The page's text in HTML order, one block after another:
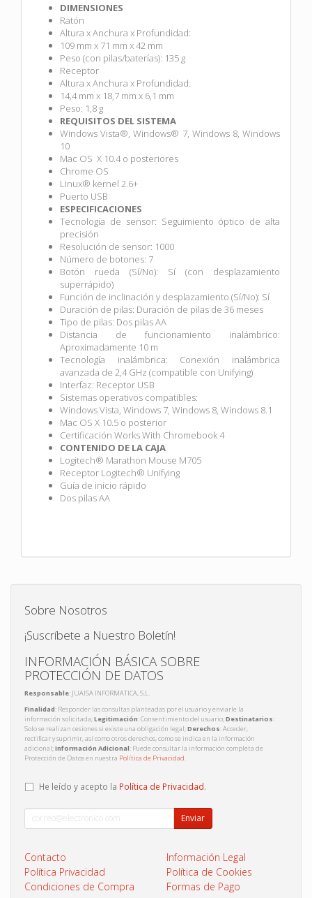
DIMENSIONES
Ratón
Altura x Anchura x Profundidad:
109 mm x 71 mm x 42 mm
Peso (con pilas/baterías): 135 g
Receptor
Altura x Anchura x Profundidad:
14,4 mm x 18,7 mm x 6,1 mm
Peso: 1,8 g
REQUISITOS DEL SISTEMA
Windows Vista®, Windows® 7, Windows 8, Windows
10
Mac OS X 10.4 o posteriores
Chrome OS
Linux® kernel 2.6+
Puerto USB
ESPECIFICACIONES
Tecnología de sensor: Seguimiento óptico de alta
precisión
Resolución de sensor: 1000
Número de botones: 7
Botón rueda (Sí/No): Sí (con desplazamiento
superrápido)
Función de inclinación y desplazamiento (Sí/No): Sí
Duración de pilas: Duración de pilas de 36 meses
Tipo de pilas: Dos pilas AA
Distancia de funcionamiento inalámbrico:
Aproximadamente 10 m
Tecnología inalámbrica: Conexión inalámbrica
avanzada de 2,4 GHz (compatible con Unifying)
Interfaz: Receptor USB
Sistemas operativos compatibles:
Windows Vista, Windows 7, Windows 8, Windows 8.1
Mac OS X 10.5 o posterior
Certificación Works With Chromebook 4
CONTENIDO DE LA CAJA
Logitech® Marathon Mouse M705
Receptor Logitech® Unifying
Guía de inicio rápido
Dos pilas AA
Sobre Nosotros
¡Suscríbete a Nuestro Boletín!
INFORMACIÓN BÁSICA SOBRE
PROTECCIÓN DE DATOS
Responsable: JUAISA INFORMATICA, S.L.
Finalidad: Responder las consultas planteadas por el usuario y enviarle la
información solicitada;Legitimación: Consentimiento del usuario;Destinatarios:
Solo se realizan cesiones si existe una obligación legal;Derechos: Acceder,
rectificar y suprimir, así como otros derechos, como se indica en la información
adicional;Información Adicional: Puede consultar la información completa de
Protección de Datos en nuestra Política de Privacidad.
He leído y acepto la Política de Privacidad.
Enviar
Contacto
Información Legal
Política Privacidad
Política de Cookies
Condiciones de Compra
Formas de Pago